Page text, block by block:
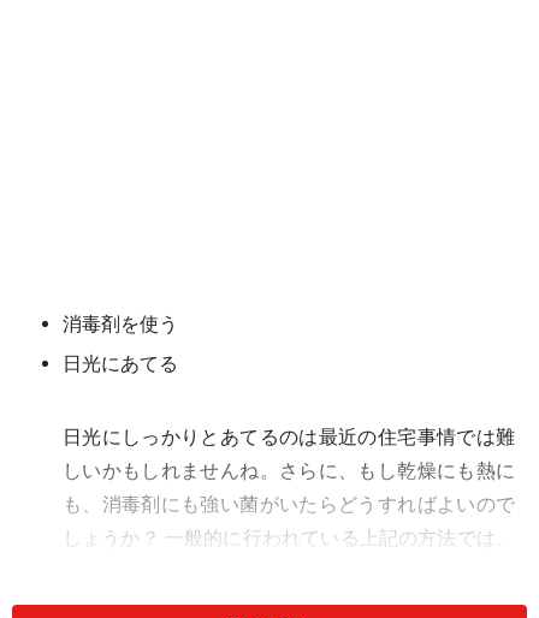
消毒剤を使う
日光にあてる
日光にしっかりとあてるのは最近の住宅事情では難
しいかもしれませんね。さらに、もし乾燥にも熱に
も、消毒剤にも強い菌がいたらどうすればよいので
しょうか？ 一般的に行われている上記の方法では、